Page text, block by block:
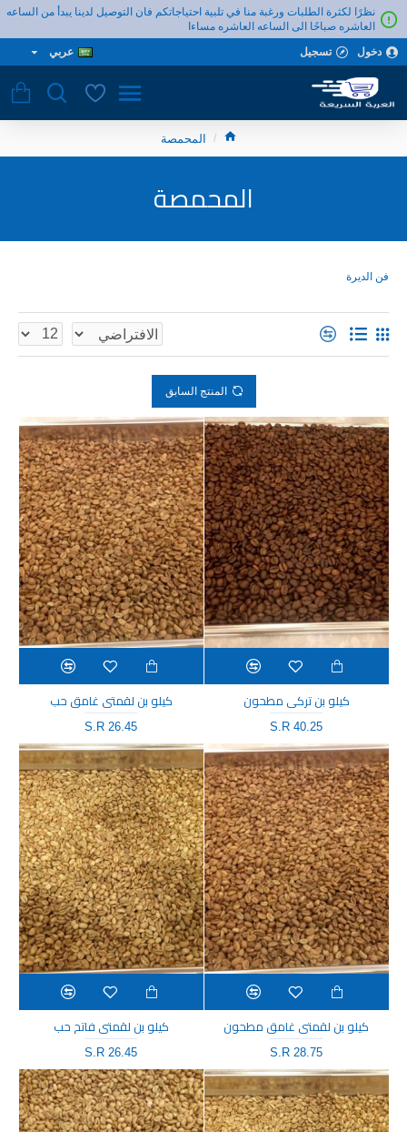
نظرًا لكثرة الطلبات ورغبة منا في تلبية احتياجاتكم فان التوصيل لدينا يبدأ من الساعه
العاشره صباحًا الى الساعه العاشره مساءا
دخول
تسجيل عربي
المحمصة
المحمصة
فن الديرة
المنتج السابق
كيلو بن تركي مطحون
S.R 40.25
كيلو بن لقمتي غامق حب
S.R 26.45
كيلو بن لقمتي غامق مطحون
S.R 28.75
كيلو بن لقمتي فاتح حب
S.R 26.45